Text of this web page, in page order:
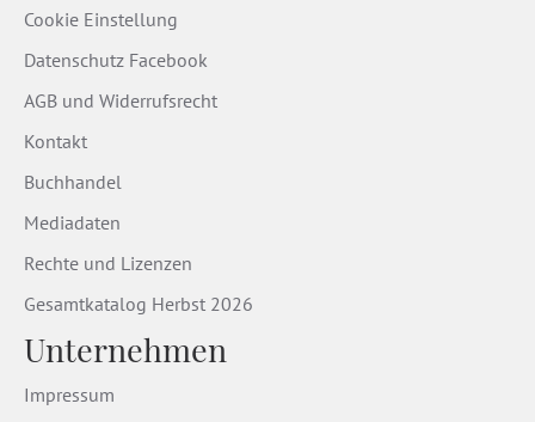
Cookie Einstellung
Datenschutz Facebook
AGB und Widerrufsrecht
Kontakt
Buchhandel
Mediadaten
Rechte und Lizenzen
Gesamtkatalog Herbst 2026
Unternehmen
Impressum